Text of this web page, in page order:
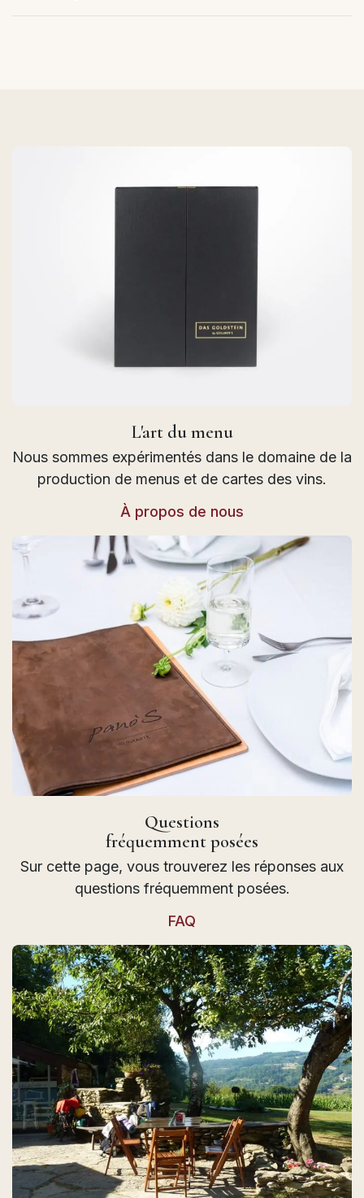
L'art du menu
Nous sommes expérimentés dans le domaine de la
production de menus et de cartes des vins.
À propos de nous
Questions
fréquemment posées
Sur cette page, vous trouverez les réponses aux
questions fréquemment posées.
FAQ